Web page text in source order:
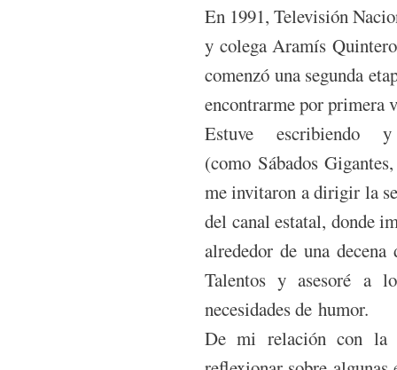
En 1991, Televisión
y colega Aramís
comenzó una segunda
encontrarme por primera
Estuve escribiendo
(como Sábados
me invitaron a dirigir la
del canal estatal, donde
alrededor de una
Talentos y asesoré a
necesidades de humor.
De mi relación con la